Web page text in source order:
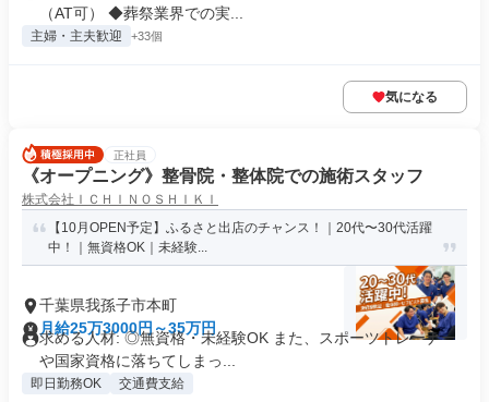
（AT可） ◆葬祭業界での実...
主婦・主夫歓迎 +33個
気になる
正社員
《オープニング》整骨院・整体院での施術スタッフ
株式会社ＩＣＨＩＮＯＳＨＩＫＩ
【10月OPEN予定】ふるさと出店のチャンス！｜20代〜30代活躍
中！｜無資格OK｜未経験...
千葉県我孫子市本町
月給25万3000円～35万円
求める人材: ◎無資格・未経験OK また、スポーツトレーナー
や国家資格に落ちてしまっ...
即日勤務OK 交通費支給